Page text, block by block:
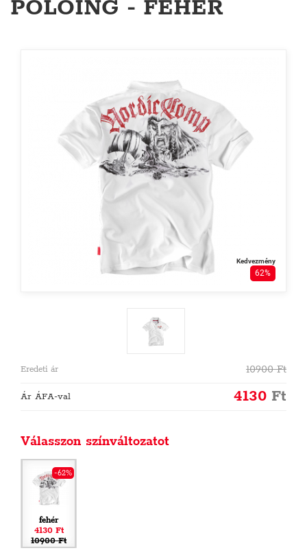
PÓLÓING - FEHÉR
Kedvezmény
62%
Eredeti ár 10900Ft
Ár ÁFA-val 4130 Ft
Válasszon színváltozatot
-62%
fehér
4130 Ft
10900 Ft